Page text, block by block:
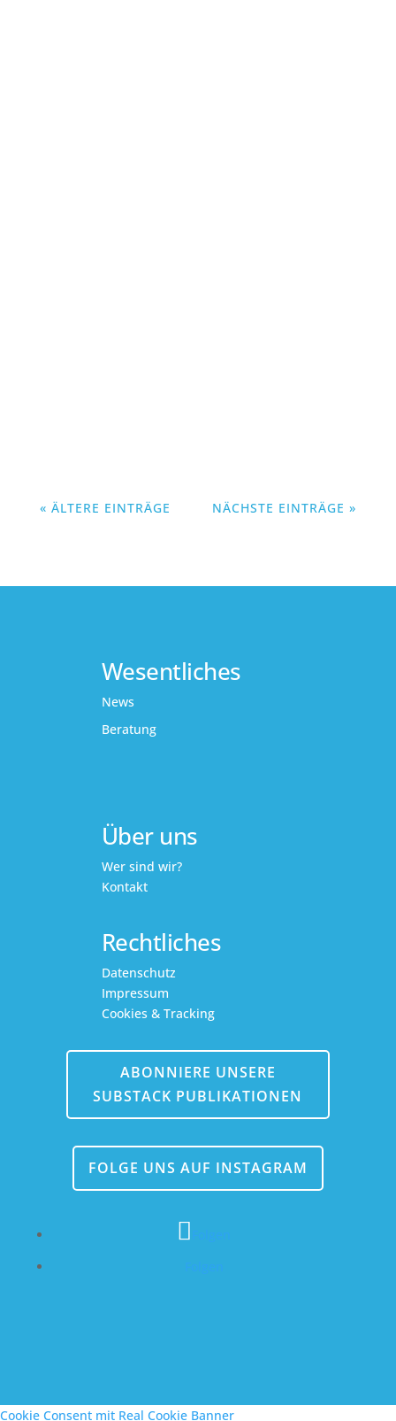
« ÄLTERE EINTRÄGE NÄCHSTE EINTRÄGE »
Wesentliches
News
Beratung
Über uns
Wer sind wir?
Kontakt
Rechtliches
Datenschutz
Impressum
Cookies & Tracking
ABONNIERE UNSERE
SUBSTACK PUBLIKATIONEN
FOLGE UNS AUF INSTAGRAM
Cookie Consent mit Real Cookie Banner